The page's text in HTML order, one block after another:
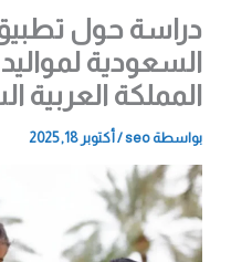
دراسة حول
السعودية
المملكة العربية
بواسطة seo
/أكتوبر 18, 2025